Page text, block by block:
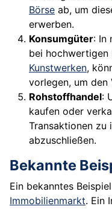
Börse ab, um
erwerben.
Konsumgüter: In
bei hochwertigen
Kunstwerken,
vorlegen, um den
Rohstoffhandel:
kaufen oder
Transaktionen zu
abzuschließen.
Bekannte
Ein bekanntes
Immobilienmarkt. Ein